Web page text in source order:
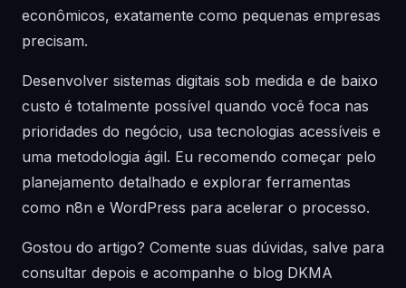
econômicos, exatamente como pequenas empresas
precisam.
Desenvolver sistemas digitais sob medida e de baixo
custo é totalmente possível quando você foca nas
prioridades do negócio, usa tecnologias acessíveis e
uma metodologia ágil. Eu recomendo começar pelo
planejamento detalhado e explorar ferramentas
como n8n e WordPress para acelerar o processo.
Gostou do artigo? Comente suas dúvidas, salve para
consultar depois e acompanhe o blog DKMA